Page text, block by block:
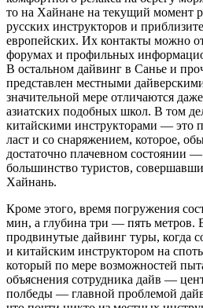
то на Хайнане на текущий момент
русских инструкторов и
европейских. Их контакты можно
форумах и профильных
В остальном дайвинг в Санье и
представлен местными
значительной мере отличаются
азиатских подобных школ. В том
китайскими инструкторами — это
ласт и со снаряжением, которое,
достаточно плачевном состоянии
большинство туристов,
Хайнань.
Кроме этого, время погружения
мин, а глубина три — пять метров.
продвинутые дайвинг туры, когда
и китайским инструктором на
который по мере возможностей
объяснения сотрудника дайв —
полбеды — главной проблемой